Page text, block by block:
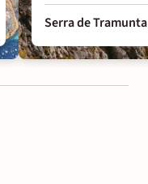
Serra de